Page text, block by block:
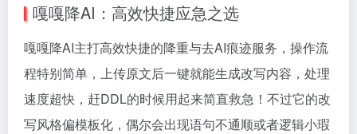
嘎嘎降AI：高效快捷应急之选
嘎嘎降AI主打高效快捷的降重与去AI痕迹服务，操作流
程特别简单，上传原文后一键就能生成改写内容，处理
速度超快，赶DDL的时候用起来简直救急！不过它的改
写风格偏模板化，偶尔会出现语句不通顺或者逻辑小瑕